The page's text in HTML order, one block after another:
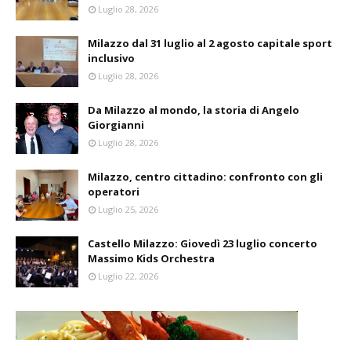
Luglio 28, 2026
Milazzo dal 31 luglio al 2 agosto capitale sport
inclusivo
Luglio 28, 2026
Da Milazzo al mondo, la storia di Angelo
Giorgianni
Luglio 28, 2026
Milazzo, centro cittadino: confronto con gli
operatori
Luglio 25, 2026
Castello Milazzo: Giovedì 23 luglio concerto
Massimo Kids Orchestra
Luglio 22, 2026